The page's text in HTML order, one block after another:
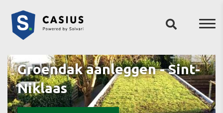
Groendak aanleggen - Sint-
Niklaas